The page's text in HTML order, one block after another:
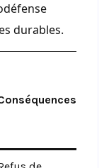
durables.